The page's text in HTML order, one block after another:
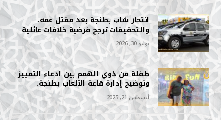
انتحار شاب بطنجة بعد مقتل عمه..
والتحقيقات ترجح فرضية خلافات عائلية
يوليو 30, 2026
طفلة من ذوي الهمم بين ادعاء التمييز
وتوضيح إدارة قاعة الألعاب بطنجة.
أغسطس 21, 2025